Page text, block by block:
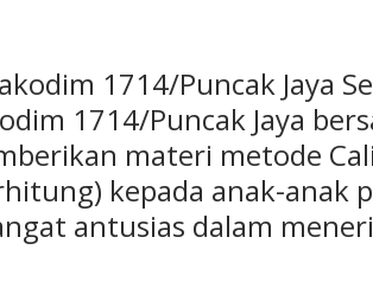
1714/Puncak Jaya
1714/Puncak Jaya
materi metode
kepada anak-anak
antusias dalam